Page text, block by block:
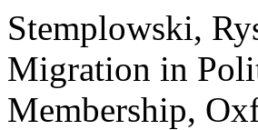
Stemplowski,
Migration in
Membership,